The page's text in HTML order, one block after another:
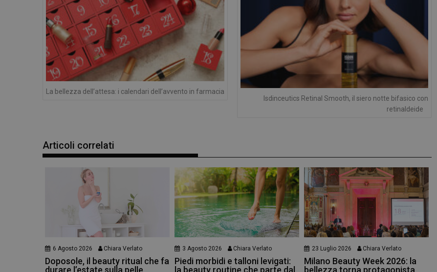
La bellezza dell’attesa: i calendari dell’avvento in farmacia
Isdinceutics Retinal Smooth, il siero notte bifasico con
retinaldeide
Articoli correlati
6 Agosto 2026 Chiara Verlato
Doposole, il beauty ritual che fa
durare l’estate sulla pelle
3 Agosto 2026 Chiara Verlato
Piedi morbidi e talloni levigati:
la beauty routine che parte dal
23 Luglio 2026 Chiara Verlato
Milano Beauty Week 2026: la
bellezza torna protagonista
Necessari
I cookie necessari contribuiscono a rendere fruibile il sito web abilitandone funzionalità di base quali la
e l'accesso alle aree protette del sito. Il sito web non è in grado di funzionare correttamente senza questi
NOME
SCADENZA
DESCRIZIONE
PHPSESSID
PHP.net
.www.panoramacosmetico.it
Sessione
Cookie generato da applicazioni
PHP. Si tratta di un identificatore
mantenere le variabili di sessione
è un numero generato in modo
viene utilizzato può essere
buon esempio è mantenere uno
Questo nome di cookie è associato
Analytics, che è un aggiornamento
servizio di analisi più
Google. Questo cookie viene
utenti unici assegnando un numero
casuale come identificatore del
richiesta di pagina in un sito e
dati di visitatori, sessioni e
analisi dei siti.
_ga_YJ0035S3E9
.panoramacosmetico.it
1 anno 1
mese
Questo cookie viene utilizzato da
mantenere lo stato della sessione.
CookieScriptConsent
CookieScript
www.panoramacosmetico.it
5 mesi 3
settimane
Questo cookie viene utilizzato dal
Script.com per ricordare le
cookie dei visitatori. È necessario